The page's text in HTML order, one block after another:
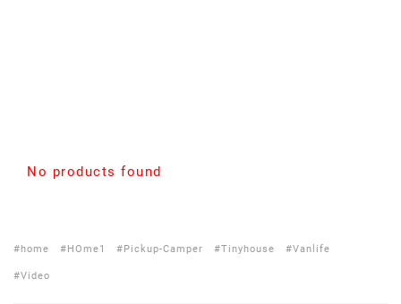
No products found
home HOme1 Pickup-Camper Tinyhouse Vanlife
Video